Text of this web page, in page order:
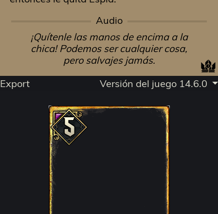
Audio
¡Quítenle las manos de encima a la
chica! Podemos ser cualquier cosa,
pero salvajes jamás.
Export
Versión del juego 14.6.0